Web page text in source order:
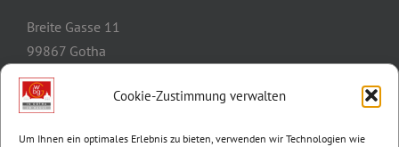
Cookie-Zustimmung verwalten
Um Ihnen ein optimales Erlebnis zu bieten, verwenden wir Technologien wie
Breite Gasse 11
99867 Gotha
Telefon:
E-Mail:
info@wbg-gotha.de